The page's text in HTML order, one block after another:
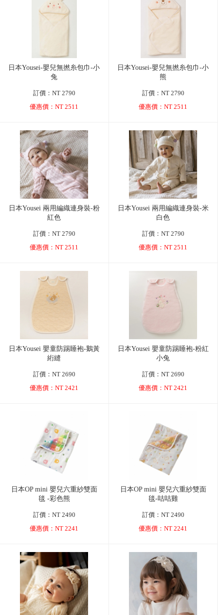
日本Yousei-嬰兒無撚糸包巾-小
兔
訂價：NT 2790
優惠價：NT 2511
日本Yousei-嬰兒無撚糸包巾-小
熊
訂價：NT 2790
優惠價：NT 2511
日本Yousei 兩用編織連身裝-粉
紅色
訂價：NT 2790
優惠價：NT 2511
日本Yousei 兩用編織連身裝-米
白色
訂價：NT 2790
優惠價：NT 2511
日本Yousei 嬰童防踢睡袍-鵝黃
絎縫
訂價：NT 2690
優惠價：NT 2421
日本Yousei 嬰童防踢睡袍-粉紅
小兔
訂價：NT 2690
優惠價：NT 2421
日本OP mini 嬰兒六重紗雙面
毯 -彩色熊
訂價：NT 2490
優惠價：NT 2241
日本OP mini 嬰兒六重紗雙面
毯-咕咕雞
訂價：NT 2490
優惠價：NT 2241